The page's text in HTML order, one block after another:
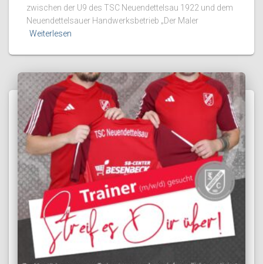
zwischen der U9 des TSC Neuendettelsau 1922 und dem
Neuendettelsauer Handwerksbetrieb „Der Maler
Weiterlesen